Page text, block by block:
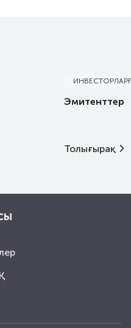
Эмитенттер
Толығырақ